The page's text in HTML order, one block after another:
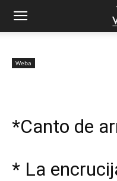
Weba
*Canto de
* La